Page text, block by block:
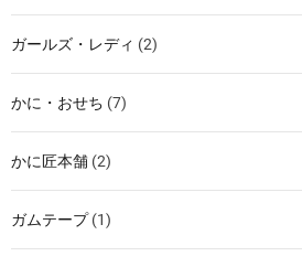
ガールズ・レディ (2)
かに・おせち (7)
かに匠本舗 (2)
ガムテープ(1)